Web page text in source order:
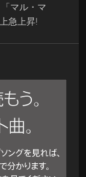
マル・マ
急上昇!